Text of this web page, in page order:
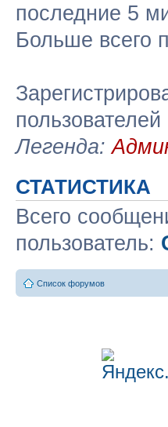
последние 5
Больше всего
пользователей
Легенда:
СТАТИСТИКА
Всего
пользователь:
Список форумов